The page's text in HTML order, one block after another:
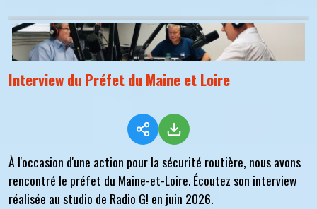
Interview du Préfet du Maine et Loire
À l'occasion d'une action pour la sécurité routière, nous avons
rencontré le préfet du Maine-et-Loire. Écoutez son interview
réalisée au studio de Radio G! en juin 2026.